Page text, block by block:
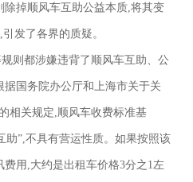
掉顺风车互助公益本质,将其变
发了各界的质疑。
则都涉嫌违背了顺风车互助、公
国务院办公厅和上海市关于关
相关规定,顺风车收费标准基
助”,不具有营运性质。如果按照该
用,大约是出租车价格3分之1左